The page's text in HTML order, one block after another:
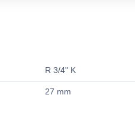
R 3/4" K
27 mm